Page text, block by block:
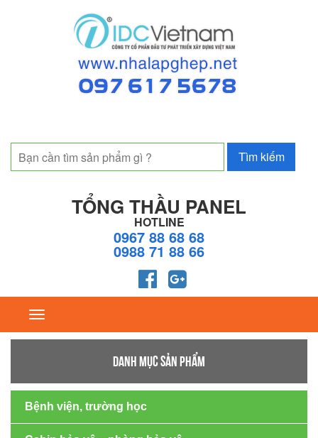
TỔNG THẦU PANEL
HOTLINE
0967 88 68 68
0988 71 88 66
Toggle
DANH MỤC SẢN PHẨM
Bệnh viện, trường học